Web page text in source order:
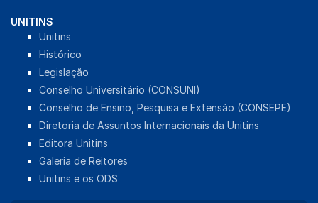
UNITINS
Unitins
Histórico
Legislação
Conselho Universitário (CONSUNI)
Conselho de Ensino, Pesquisa e Extensão (CONSEPE)
Diretoria de Assuntos Internacionais da Unitins
Editora Unitins
Galeria de Reitores
Unitins e os ODS